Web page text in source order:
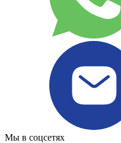
Мы в соцсетях